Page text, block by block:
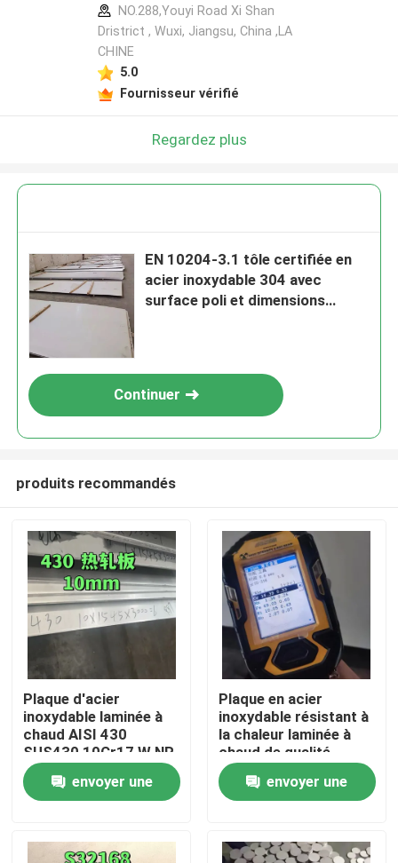
À la maison
Produits
Vidéos
NO.288,Youyi Road Xi Shan
Dristrict , Wuxi, Jiangsu, China ,LA
CHINE
5.0
Fournisseur vérifié
Regardez plus
EN 10204-3.1 tôle certifiée en
acier inoxydable 304 avec
surface poli et dimensions
Continuer
produits recommandés
Plaque d'acier
inoxydable laminée à
chaud AISI 430
SUS430 10Cr17 W.NR
1.4016 Surface NO.1
10*1500*6000
envoyer une
Plaque en acier
inoxydable résistant à
la chaleur laminée à
chaud de qualité
253MA / S30815 avec
surface de décapage
envoyer une